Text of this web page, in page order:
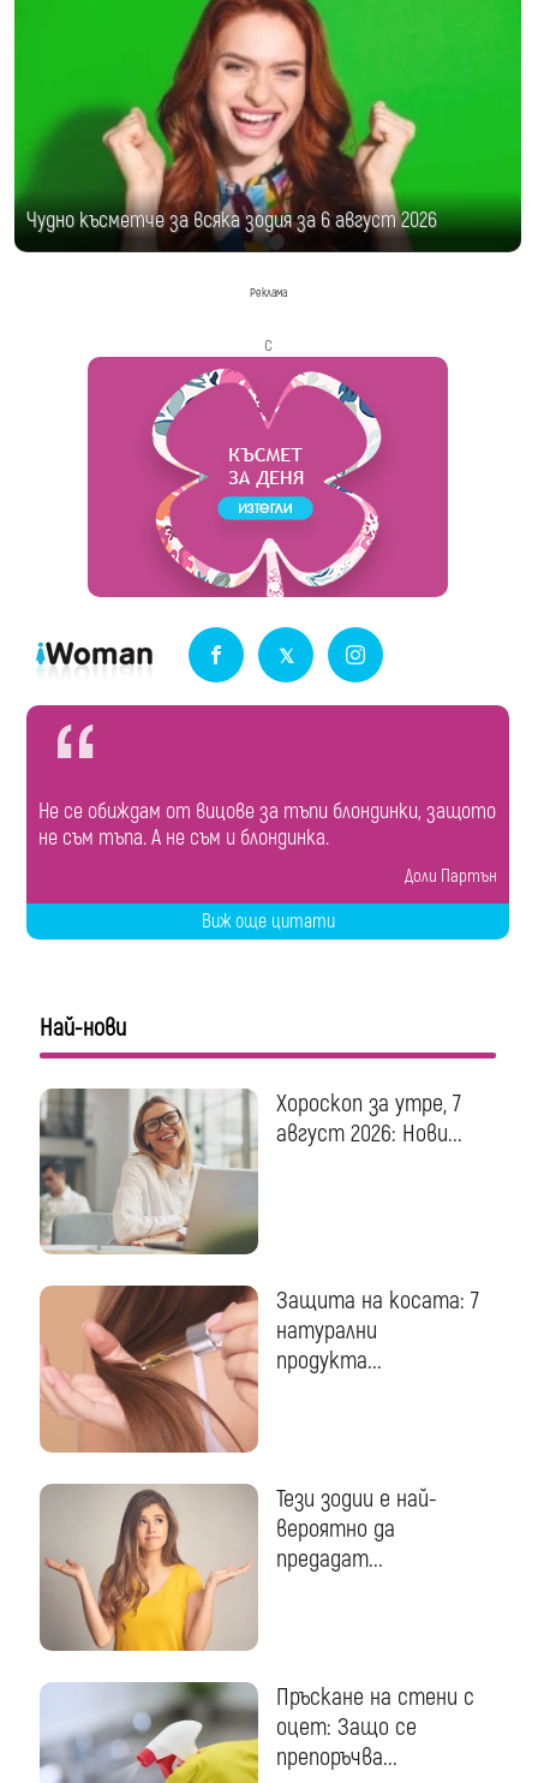
Чудно късметче за всяка зодия за 6 август 2026
Реклама
с
Не се обиждам от вицове за тъпи блондинки, защото
не съм тъпа. А не съм и блондинка.
Доли Партън
Виж още цитати
Най-нови
Хороскоп за утре, 7
август 2026: Нови...
Защита на косата: 7
натурални
продукта...
Тези зодии е най-
вероятно да
предадат...
Пръскане на стени с
оцет: Защо се
препоръчва...